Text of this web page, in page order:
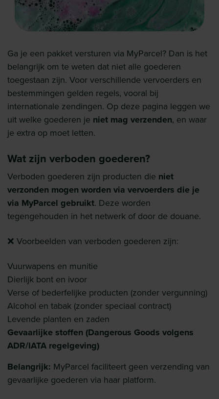
Ga je een pakket versturen via MyParcel? Dan is het
belangrijk om te weten dat niet alle goederen
toegestaan zijn. Voor verschillende vervoerders en
bestemmingen gelden regels, vooral bij
internationale zendingen. Op deze pagina leggen we
uit welke goederen je niet mag verzenden, en waar
je extra op moet letten.
Wat zijn verboden goederen?
Verboden goederen zijn producten die niet
verzonden mogen worden via vervoerders die je
via MyParcel gebruikt. Deze worden
tegengehouden in het netwerk of door de douane.
❌ Voorbeelden van verboden goederen zijn:
Vuurwapens en munitie
Dierlijk bont en ivoor
Verse of bederfelijke producten (zonder vergunning)
Alcohol en tabak (zonder speciaal contract)
Levende planten en zaden
Gevaarlijke stoffen (Dangerous Goods volgens
ADR/IATA regelgeving)
Belangrijk: MyParcel faciliteert geen verzending van
gevaarlijke goederen via haar platform.